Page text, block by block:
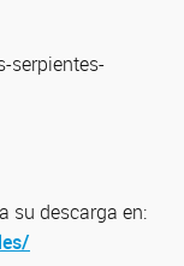
serpientes-
su descarga en: